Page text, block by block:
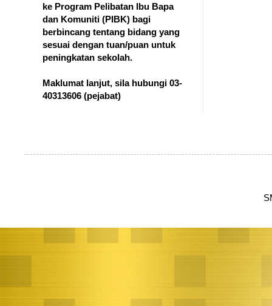
ke Program Pelibatan Ibu Bapa
dan Komuniti (PIBK) bagi
berbincang tentang bidang yang
sesuai dengan tuan/puan untuk
peningkatan sekolah.
Maklumat lanjut, sila hubungi 03-
40313606 (pejabat)